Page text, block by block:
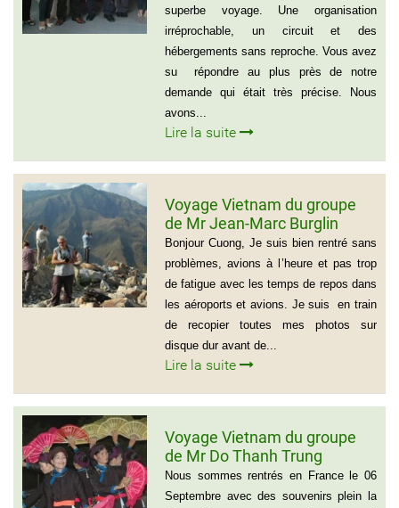
superbe voyage. Une organisation
irréprochable, un circuit et des
hébergements sans reproche. Vous avez
su répondre au plus près de notre
demande qui était très précise. Nous
avons...
Lire la suite
Voyage Vietnam du groupe
de Mr Jean-Marc Burglin
(Groupe de 9 personnes)
Bonjour Cuong, Je suis bien rentré sans
problèmes, avions à l’heure et pas trop
de fatigue avec les temps de repos dans
les aéroports et avions. Je suis en train
de recopier toutes mes photos sur
disque dur avant de...
Lire la suite
Voyage Vietnam du groupe
de Mr Do Thanh Trung
Nous sommes rentrés en France le 06
Septembre avec des souvenirs plein la